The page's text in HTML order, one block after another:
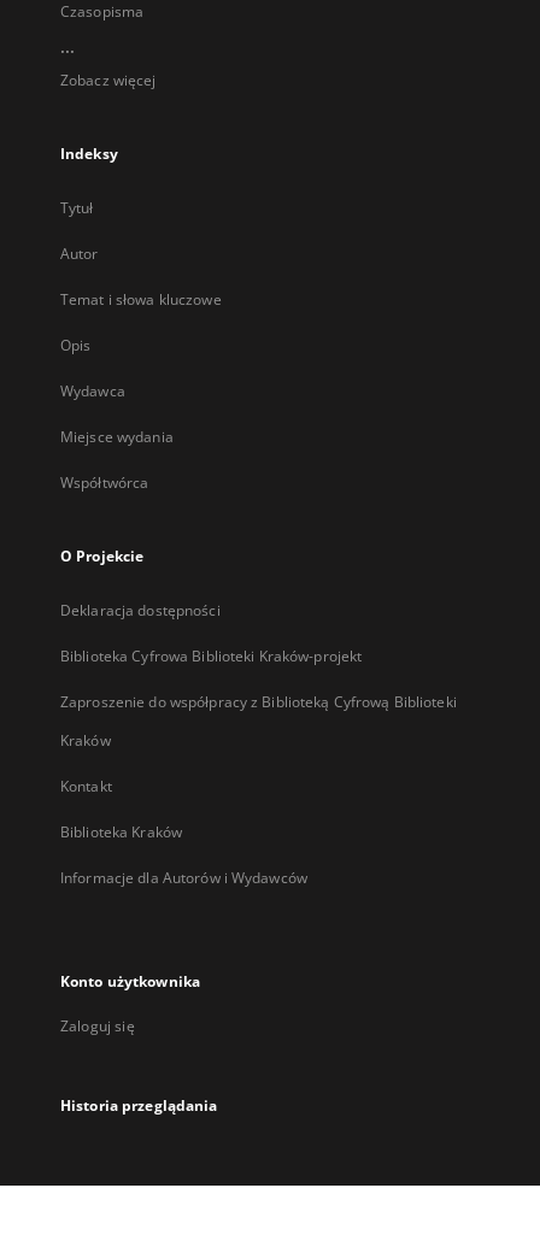
Czasopisma
...
Zobacz więcej
Indeksy
Tytuł
Autor
Temat i słowa kluczowe
Opis
Wydawca
Miejsce wydania
Współtwórca
O Projekcie
Deklaracja dostępności
Biblioteka Cyfrowa Biblioteki Kraków-projekt
Zaproszenie do współpracy z Biblioteką Cyfrową Biblioteki
Kraków
Kontakt
Biblioteka Kraków
Informacje dla Autorów i Wydawców
Konto użytkownika
Zaloguj się
Historia przeglądania